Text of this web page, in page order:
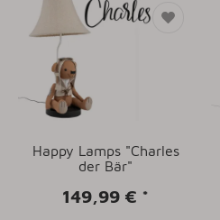
Happy Lamps "Charles
der Bär"
149,99 € *